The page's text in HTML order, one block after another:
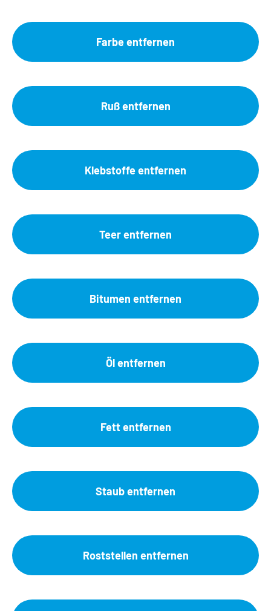
Farbe entfernen
Ruß entfernen
Klebstoffe entfernen
Teer entfernen
Bitumen entfernen
Öl entfernen
Fett entfernen
Staub entfernen
Roststellen entfernen